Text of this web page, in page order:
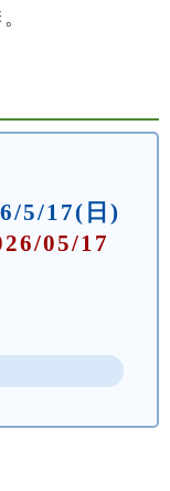
5/17(日)
05/17